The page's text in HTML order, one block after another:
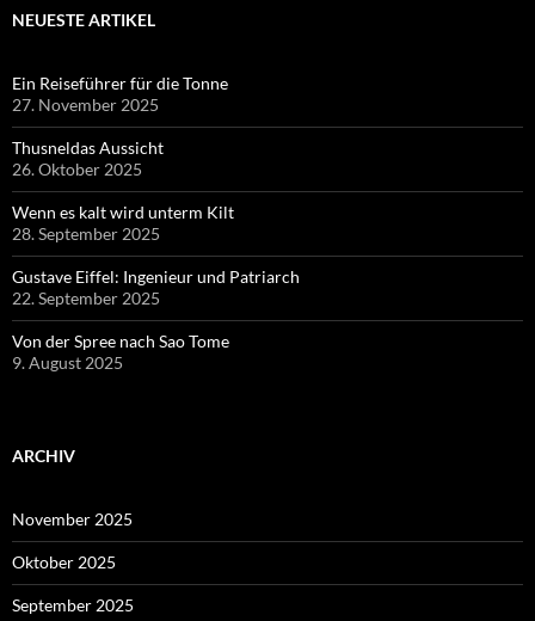
NEUESTE ARTIKEL
Ein Reiseführer für die Tonne
27. November 2025
Thusneldas Aussicht
26. Oktober 2025
Wenn es kalt wird unterm Kilt
28. September 2025
Gustave Eiffel: Ingenieur und Patriarch
22. September 2025
Von der Spree nach Sao Tome
9. August 2025
ARCHIV
November 2025
Oktober 2025
September 2025